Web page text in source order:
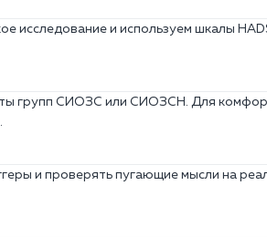
исследование и используем шкалы
групп СИОЗС или СИОЗСН. Для
и проверять пугающие мысли на